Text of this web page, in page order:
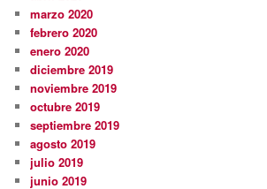
marzo 2020
febrero 2020
enero 2020
diciembre 2019
noviembre 2019
octubre 2019
septiembre 2019
agosto 2019
julio 2019
junio 2019